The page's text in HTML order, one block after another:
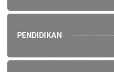
PENDIDIKAN